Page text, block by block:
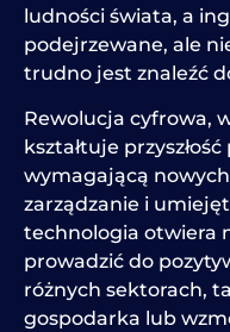
ludności świata, a
podejrzewane, ale
trudno jest znaleźć
Rewolucja cyfrowa,
kształtuje
wymagającą
zarządzanie i
technologia otwiera
prowadzić do
różnych sektorach,
gospodarka lub